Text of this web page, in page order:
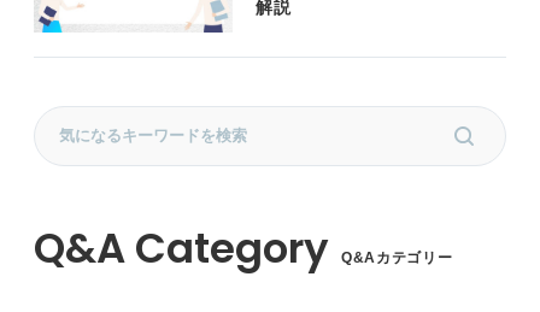
解説
Q&Aカテゴリー